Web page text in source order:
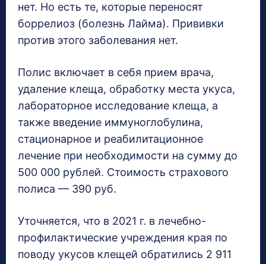
нет. Но есть те, которые переносят
боррелиоз (болезнь Лайма). Прививки
против этого заболевания нет.
Полис включает в себя прием врача,
удаление клеща, обработку места укуса,
лабораторное исследование клеща, а
также введение иммуноглобулина,
стационарное и реабилитационное
лечение при необходимости на сумму до
500 000 рублей. Стоимость страхового
полиса — 390 руб.
Уточняется, что в 2021 г. в лечебно-
профилактические учреждения края по
поводу укусов клещей обратились 2 911